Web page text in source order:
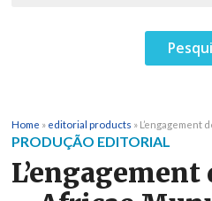
Home » editorial products » L’engagement
PRODUÇÃO EDITORIAL
L’engagement